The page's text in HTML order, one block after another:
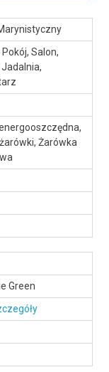
Salon,
żarówki, Żarówka
Green